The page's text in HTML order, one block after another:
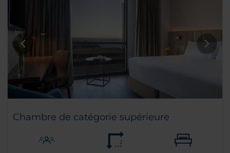
Chambre de catégorie supérieure